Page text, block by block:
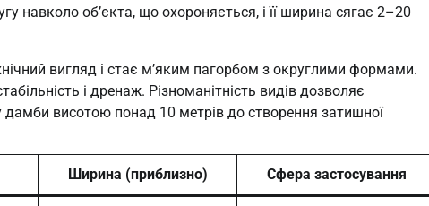
навколо об’єкта, що охороняється, і її ширина сягає 2–20
вигляд і стає м’яким пагорбом з округлими формами.
і дренаж. Різноманітність видів дозволяє
дамби висотою понад 10 метрів до створення затишної
Ширина (приблизно) Сфера застосування